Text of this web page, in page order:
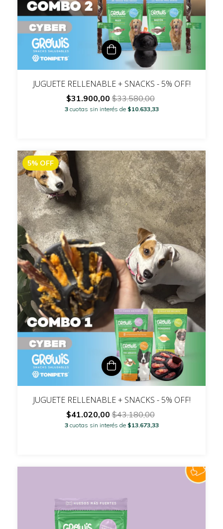
JUGUETE RELLENABLE + SNACKS - 5% OFF!
$31.900,00$33.580,00
3 cuotas sin interés de $10.633,33
5% OFF
JUGUETE RELLENABLE + SNACKS - 5% OFF!
$41.020,00$43.180,00
3 cuotas sin interés de $13.673,33